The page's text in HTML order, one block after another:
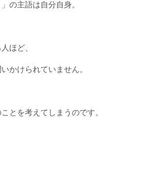
の主語は自分自身。
ほど、
かけられていません。
とを考えてしまうのです。